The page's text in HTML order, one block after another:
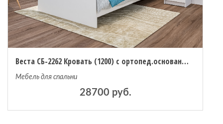
Веста СБ-2262 Кровать (1200) с ортопед.основанием и матрасом Столплит Сити-Валенсия 1200х2000
Мебель для спальни
28700 руб.